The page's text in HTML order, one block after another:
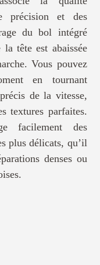
précision et des
du bol intégré
la tête est abaissée
Vous pouvez
en tournant
de la vitesse,
textures parfaites.
facilement des
plus délicats, qu’il
denses ou